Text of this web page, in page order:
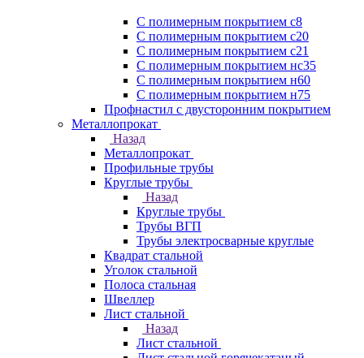
С полимерным покрытием с8
С полимерным покрытием с20
С полимерным покрытием с21
С полимерным покрытием нс35
С полимерным покрытием н60
С полимерным покрытием н75
Профнастил с двусторонним покрытием
Металлопрокат
Назад
Металлопрокат
Профильные трубы
Круглые трубы
Назад
Круглые трубы
Трубы ВГП
Трубы электросварные круглые
Квадрат стальной
Уголок стальной
Полоса стальная
Швеллер
Лист стальной
Назад
Лист стальной